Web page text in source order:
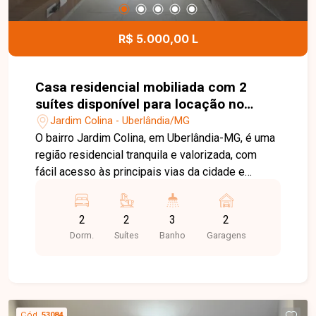
R$ 5.000,00 L
Casa residencial mobiliada com 2
suítes disponível para locação no
bairro Jardim Colina em Uberlândia-
MG
Jardim Colina - Uberlândia/MG
O bairro Jardim Colina, em Uberlândia-MG, é uma
região residencial tranquila e valorizada, com
fácil acesso às principais vias da cidade e
supermercados, escolas, farmácias e diversos
comércios, oferece praticidade, segurança e
qualidade de vida para toda a família. Linda casa
rack/painel com TV, mesa com cadeiras e
2
Dorm.
2
Suítes
3
Banho
2
Garagens